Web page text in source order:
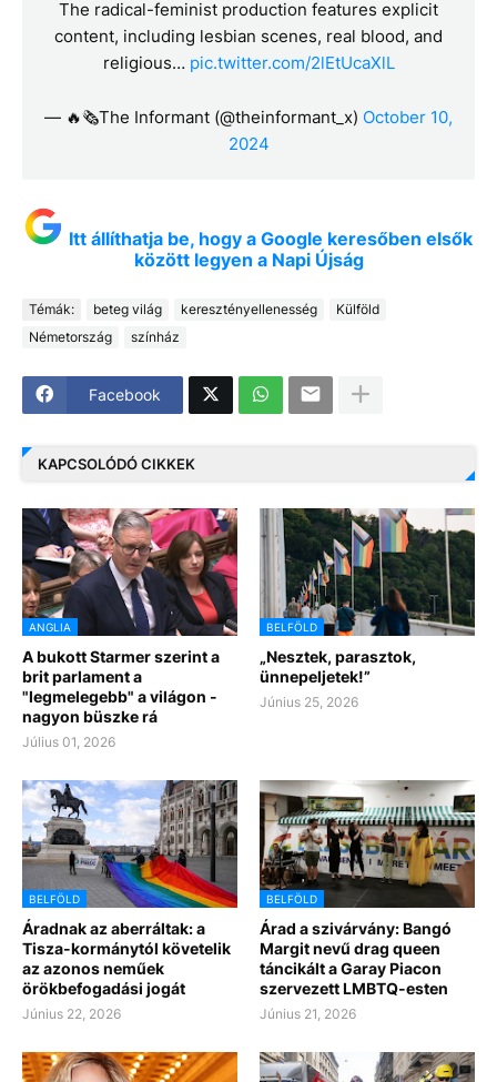
The radical-feminist production features explicit
content, including lesbian scenes, real blood, and
religious… pic.twitter.com/2lEtUcaXlL
— 🔥🗞The Informant (@theinformant_x) October 10,
2024
Itt állíthatja be, hogy a Google keresőben elsők
között legyen a Napi Újság
Témák: beteg világ keresztényellenesség
Külföld
Németország
színház
Facebook
KAPCSOLÓDÓ CIKKEK
ANGLIA
A bukott Starmer szerint a
brit parlament a
"legmelegebb" a világon -
nagyon büszke rá
Július 01, 2026
BELFÖLD
„Nesztek, parasztok,
ünnepeljetek!”
Június 25, 2026
BELFÖLD
Áradnak az aberráltak: a
Tisza-kormánytól követelik
az azonos neműek
örökbefogadási jogát
Június 22, 2026
BELFÖLD
Árad a szivárvány: Bangó
Margit nevű drag queen
táncikált a Garay Piacon
szervezett LMBTQ-esten
Június 21, 2026